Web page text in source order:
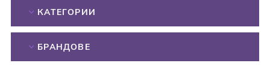
КАТЕГОРИИ
БРАНДОВЕ